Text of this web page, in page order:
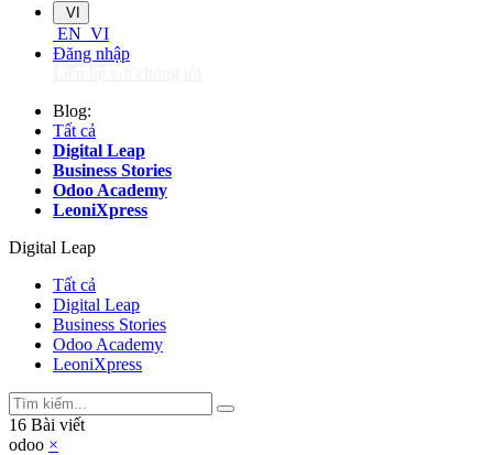
VI
EN VI
Đăng nhập
Blog:
Tất cả
Digital Leap
Business Stories
Odoo Academy
LeoniXpress
Digital Leap
Tất cả
Digital Leap
Business Stories
Odoo Academy
LeoniXpress
16 Bài viết
odoo ×